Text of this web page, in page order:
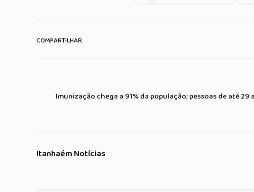
COMPARTILHAR.
Imunização chega a 91% da população; pessoas de até
Itanhaém Notícias